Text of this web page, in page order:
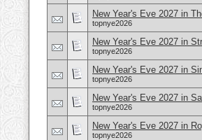
New Year's Eve 2027 in
topnye2026
New Year's Eve 2027 in
topnye2026
New Year's Eve 2027 in
topnye2026
New Year's Eve 2027 in
topnye2026
New Year's Eve 2027 in
topnye2026